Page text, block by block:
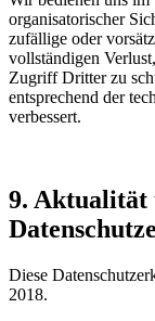
organisatorischer
zufällige oder
vollständigen
Zugriff Dritter zu
entsprechend der
verbessert.
9. Aktualität
Diese
2018.